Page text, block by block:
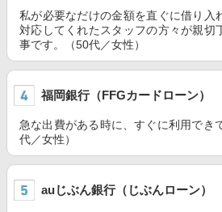
私が必要なだけの金額を直ぐに借り入
対応してくれたスタッフの方々が親切
事です。（50代／女性）
福岡銀行（FFGカードローン）
急な出費がある時に、すぐに利用でき
代／女性）
auじぶん銀行（じぶんローン）